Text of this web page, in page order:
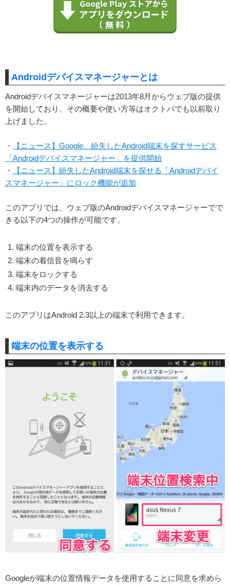
Androidデバイスマネージャーとは
Androidデバイスマネージャーは2013年8月からウェブ版の提供
を開始しており、その概要や使い方等はオクトバでも以前取り
上げました。
・
【ニュース】Google、紛失したAndroid端末を探すサービス
「Androidデバイスマネージャー」を提供開始
・
【ニュース】紛失したAndroid端末を探せる「Androidデバイ
スマネージャー」にロック機能が追加
このアプリでは、ウェブ版のAndroidデバイスマネージャーでで
きる以下の4つの操作が可能です。
端末の位置を表示する
端末の着信音を鳴らす
端末をロックする
端末内のデータを消去する
このアプリはAndroid 2.3以上の端末で利用できます。
端末の位置を表示する
Googleが端末の位置情報データを使用することに同意を求めら